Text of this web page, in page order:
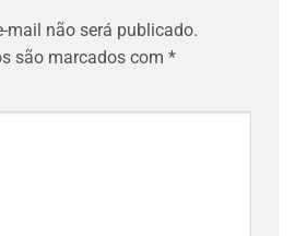
mail não será publicado.
são marcados com *